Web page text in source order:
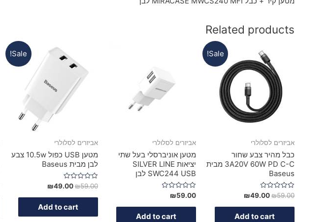
Related products
Sale!
אביזרים לסלולרי
כבל מהיר צבע שחור
3A20V 60W PD C-C מבית
Baseus
Rated
0
out
₪59.00
₪49.00
Add to cart
אביזרים לסלולרי
מטען אוניברסלי בעל שתי
יציאות SILVER LINE
SWC244 USB לבן
Rated
0
out
₪59.00
Add to cart
Sale!
אביזרים לסלולרי
מטען USB כפול 10.5w צבע
לבן מבית Baseus
Rated
0
out
₪59.00
₪49.00
Add to cart